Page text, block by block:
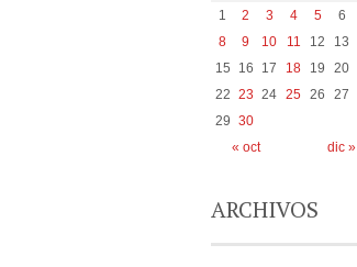
« oct dic »
1 2 3 4 5 6
8
9 10 11 12 13
15
16 17 18 19 20
22 23 24 25 26 27
29 30
ARCHIVOS